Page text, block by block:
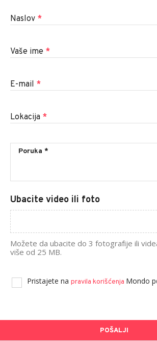
Naslov *
Vaše ime *
E-mail *
Lokacija *
Ubacite video ili foto
Možete da ubacite do 3 fotografije ili
više od 25 MB.
Pristajete na pravila korišćenja Mondo
POŠALJI